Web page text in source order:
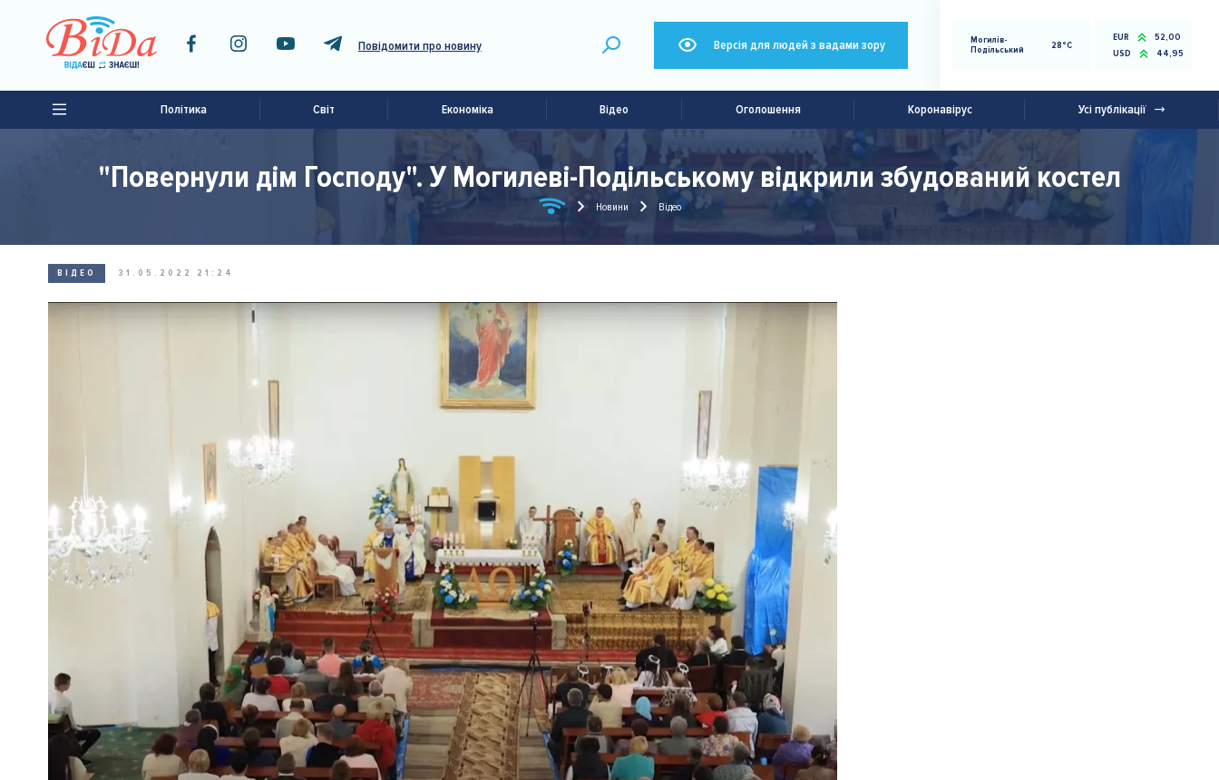
Повідомити про новину Версія для людей з вадами зору
Могилів-
Подільський
28°C
EUR
52,00
USD
44,95
Політика Світ Економіка Відео Оголошення Коронавірус Усі публікації
"Повернули дім Господу". У Могилеві-Подільському відкрили збудований костел
Новини Відео
ВІДЕО 31.05.2022 21:24